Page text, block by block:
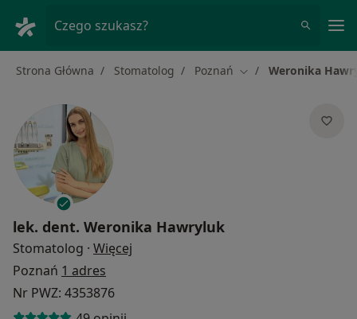
Czego szukasz?
Strona Główna Stomatolog Poznań Zmień miasto
Weronika
lek. dent. Weronika Hawryluk
Stomatolog · Więcej
Poznań 1 adres
Nr PWZ: 4353876